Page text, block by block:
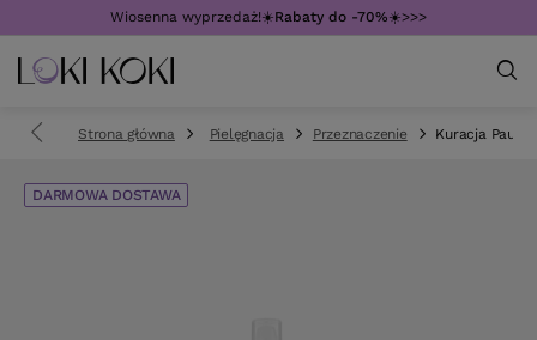
Wiosenna wyprzedaż!☀️Rabaty do -70%☀️>>>
Strona główna Pielęgnacja Przeznaczenie Kuracja Paul
DARMOWA DOSTAWA